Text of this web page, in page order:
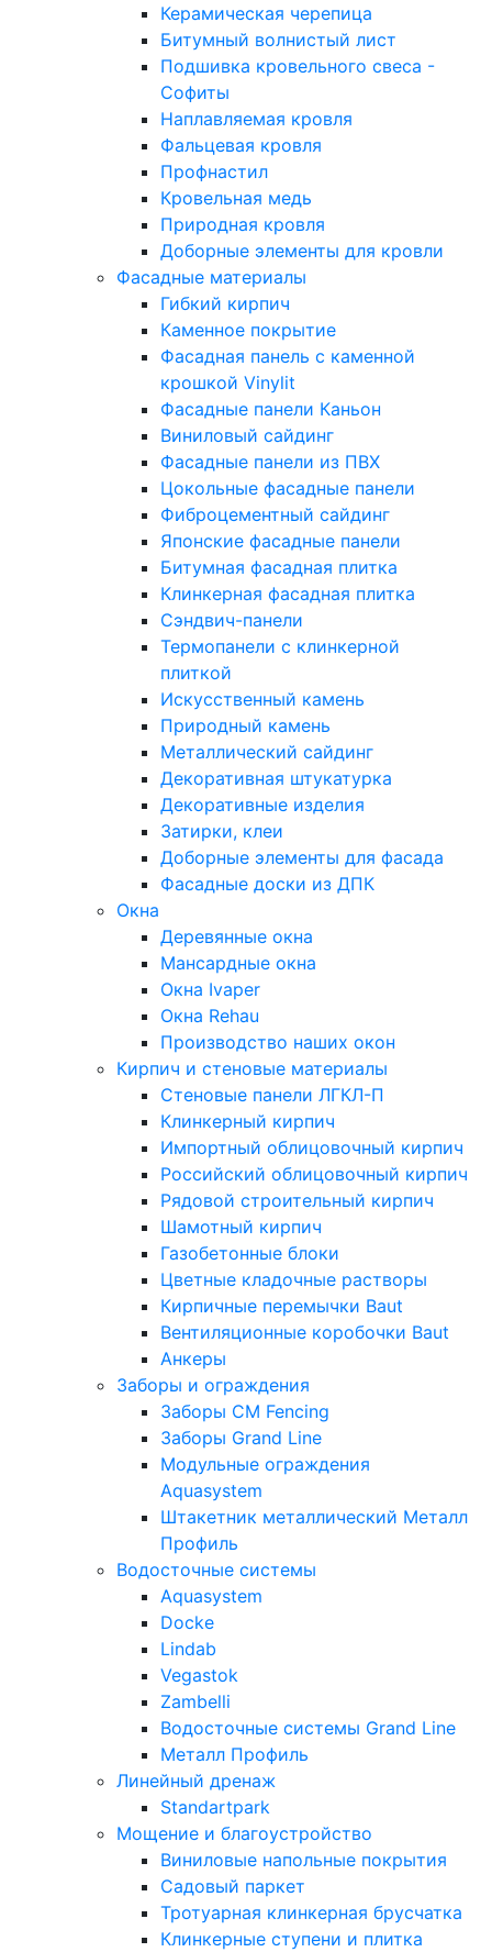
Керамическая черепица
Битумный волнистый лист
Подшивка кровельного свеса -
Софиты
Наплавляемая кровля
Фальцевая кровля
Профнастил
Кровельная медь
Природная кровля
Доборные элементы для кровли
Фасадные материалы
Гибкий кирпич
Каменное покрытие
Фасадная панель с каменной
крошкой Vinylit
Фасадные панели Каньон
Виниловый сайдинг
Фасадные панели из ПВХ
Цокольные фасадные панели
Фиброцементный сайдинг
Японские фасадные панели
Битумная фасадная плитка
Клинкерная фасадная плитка
Сэндвич-панели
Термопанели с клинкерной
плиткой
Искусственный камень
Природный камень
Металлический сайдинг
Декоративная штукатурка
Декоративные изделия
Затирки, клеи
Доборные элементы для фасада
Фасадные доски из ДПК
Окна
Деревянные окна
Мансардные окна
Окна Ivaper
Окна Rehau
Производство наших окон
Кирпич и стеновые материалы
Стеновые панели ЛГКЛ-П
Клинкерный кирпич
Импортный облицовочный кирпич
Российский облицовочный кирпич
Рядовой строительный кирпич
Шамотный кирпич
Газобетонные блоки
Цветные кладочные растворы
Кирпичные перемычки Baut
Вентиляционные коробочки Baut
Анкеры
Заборы и ограждения
Заборы CM Fencing
Заборы Grand Line
Модульные ограждения
Aquasystem
Штакетник металлический Металл
Профиль
Водосточные системы
Aquasystem
Docke
Lindab
Vegastok
Zambelli
Водосточные системы Grand Line
Металл Профиль
Линейный дренаж
Standartpark
Мощение и благоустройство
Виниловые напольные покрытия
Садовый паркет
Тротуарная клинкерная брусчатка
Клинкерные ступени и плитка